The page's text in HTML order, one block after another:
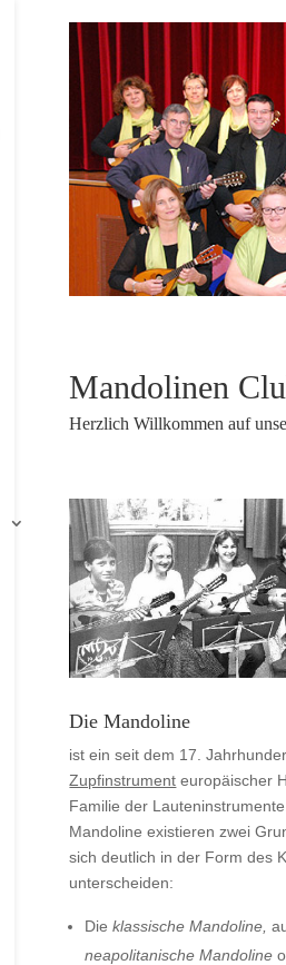
Mandolinen
Herzlich Willkommen auf
Die Mandoline
ist ein seit dem 17.
Zupfinstrument europäischer
Familie der
Mandoline existieren zwei
sich deutlich in der Form des
unterscheiden:
Dieklassische Mandoline,
neapolitanische Mandoline